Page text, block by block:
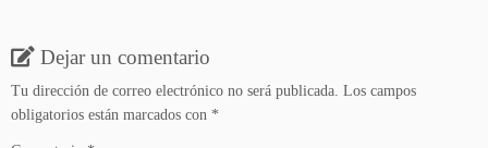
Dejar un comentario
Tu dirección de correo electrónico no será publicada. Los campos
obligatorios están marcados con *